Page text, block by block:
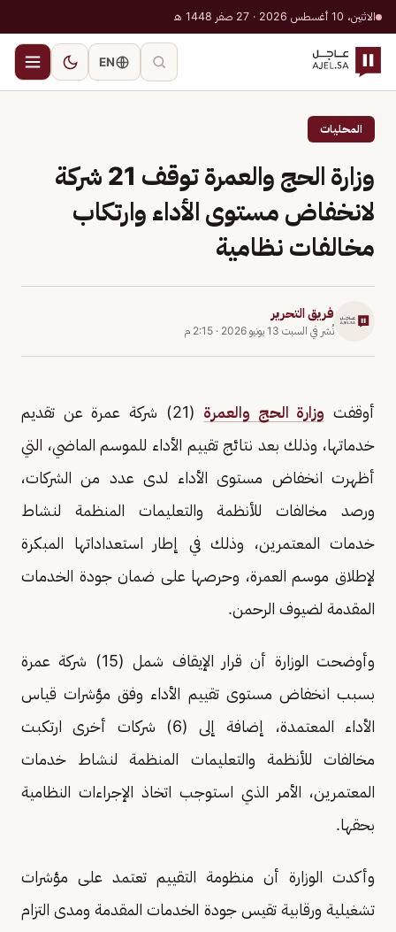
الاثنين، 10 أغسطس 2026 · 27 صفر 1448 هـ
EN
المحليات
وزارة الحج والعمرة توقف 21 شركة
لانخفاض مستوى الأداء وارتكاب
مخالفات نظامية
فريق التحرير
نُشر في السبت 13 يونيو 2026 · 2:15 م
أوقفت وزارة الحج والعمرة
(21) شركة عمرة عن تقديم
خدماتها، وذلك بعد نتائج تقييم الأداء للموسم الماضي، التي
أظهرت انخفاض مستوى الأداء لدى عدد من الشركات،
ورصد مخالفات للأنظمة والتعليمات المنظمة لنشاط
خدمات المعتمرين، وذلك في إطار استعداداتها المبكرة
لإطلاق موسم العمرة، وحرصها على ضمان جودة الخدمات
المقدمة لضيوف الرحمن.
وأوضحت الوزارة أن قرار الإيقاف شمل (15) شركة عمرة
بسبب انخفاض مستوى تقييم الأداء وفق مؤشرات قياس
الأداء المعتمدة، إضافة إلى (6) شركات أخرى ارتكبت
مخالفات للأنظمة والتعليمات المنظمة لنشاط خدمات
المعتمرين، الأمر الذي استوجب اتخاذ الإجراءات النظامية
بحقها.
وأكدت الوزارة أن منظومة التقييم تعتمد على مؤشرات
تشغيلية ورقابية تقيس جودة الخدمات المقدمة ومدى التزام